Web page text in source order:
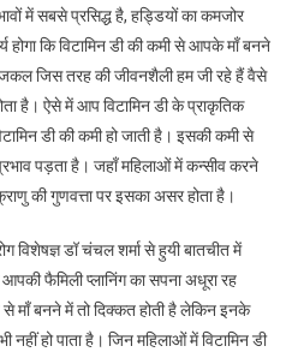
में सबसे प्रसिद्ध है, हड्डियों का कमजोर
कि विटामिन डी की कमी से आपके माँ बनने
जिस तरह की जीवनशैली हम जी रहे हैं वैसे
है। ऐसे में आप विटामिन डी के प्राकृतिक
डी की कमी हो जाती है। इसकी कमी से
पड़ता है। जहाँ महिलाओं में कन्सीव करने
की गुणवत्ता पर इसका असर होता है।
विशेषज्ञ डॉ चंचल शर्मा से हुयी बातचीत में
आपकी फैमिली प्लानिंग का सपना अधूरा रह
माँ बनने में तो दिक्कत होती है लेकिन इनके
हो पाता है। जिन महिलाओं में विटामिन डी